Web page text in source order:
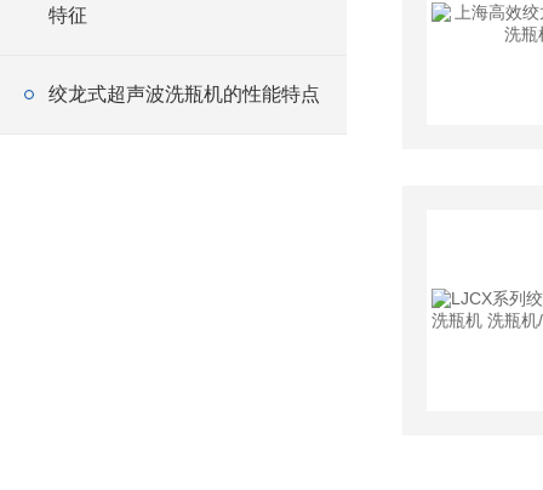
特征
绞龙式超声波洗瓶机的性能特点